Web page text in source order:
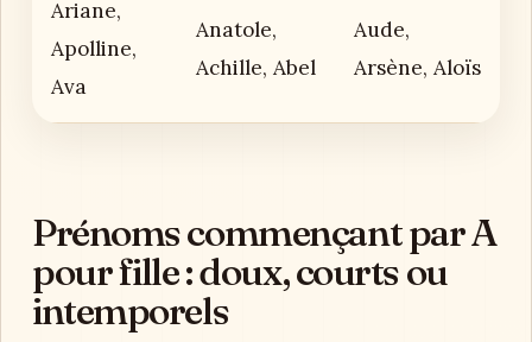
Ariane,
Apolline,
Ava
Anatole,
Achille, Abel
Aude,
Arsène, Aloïs
Prénoms commençant par A
pour fille : doux, courts ou
intemporels